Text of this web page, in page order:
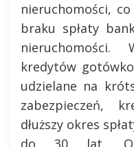
nieruchomości,
braku spłaty
kredytów
udzielane na
zabezpieczeń,
dłuższy okres
do 30 lat.